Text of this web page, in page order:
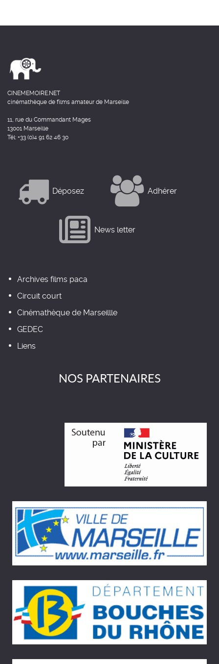
CINEMEMOIRE.NET
cinémathèque de films amateur de Marseille
11, rue du Commandant Mages
13001 Marseille
Tél: +33 (0)4 91 62 46 30
Déposez Adhérer
News letter
Archives films paca
Circuit court
Cinémathèque de Marseillle
GEDEC
Liens
NOS PARTENAIRES